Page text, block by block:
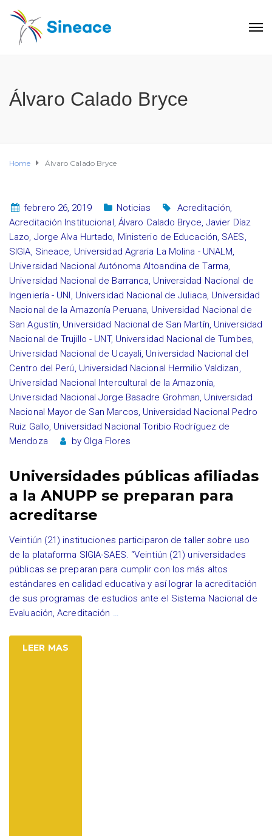
Álvaro Calado Bryce
Home Álvaro Calado Bryce
febrero 26, 2019 Noticias Acreditación,
Acreditación Institucional, Álvaro Calado Bryce, Javier Díaz
Lazo, Jorge Alva Hurtado, Ministerio de Educación, SAES,
SIGIA, Sineace, Universidad Agraria La Molina - UNALM,
Universidad Nacional Autónoma Altoandina de Tarma,
Universidad Nacional de Barranca, Universidad Nacional de
Ingeniería - UNI, Universidad Nacional de Juliaca, Universidad
Nacional de la Amazonía Peruana, Universidad Nacional de
San Agustín, Universidad Nacional de San Martín, Universidad
Nacional de Trujillo - UNT, Universidad Nacional de Tumbes,
Universidad Nacional de Ucayali, Universidad Nacional del
Centro del Perú, Universidad Nacional Hermilio Valdizan,
Universidad Nacional Intercultural de la Amazonía,
Universidad Nacional Jorge Basadre Grohman, Universidad
Nacional Mayor de San Marcos, Universidad Nacional Pedro
Ruiz Gallo, Universidad Nacional Toribio Rodríguez de
Mendoza
by Olga Flores
Universidades públicas afiliadas
a la ANUPP se preparan para
acreditarse
Veintiún (21) instituciones participaron de taller sobre uso
de la plataforma SIGIA-SAES. “Veintiún (21) universidades
públicas se preparan para cumplir con los más altos
estándares en calidad educativa y así lograr la acreditación
de sus programas de estudios ante el Sistema Nacional de
Evaluación, Acreditación …
LEER MAS